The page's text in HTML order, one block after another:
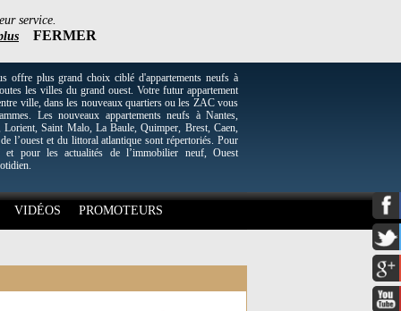
service.
FERMER
plus grand choix ciblé d'appartements neufs à
les villes du grand ouest. Votre futur appartement
ville, dans les nouveaux quartiers ou les ZAC vous
Les nouveaux appartements neufs à Nantes,
Lorient, Saint Malo, La Baule, Quimper, Brest, Caen,
l’ouest et du littoral atlantique sont répertoriés. Pour
et pour les actualités de l’immobilier neuf, Ouest
VIDÉOS PROMOTEURS